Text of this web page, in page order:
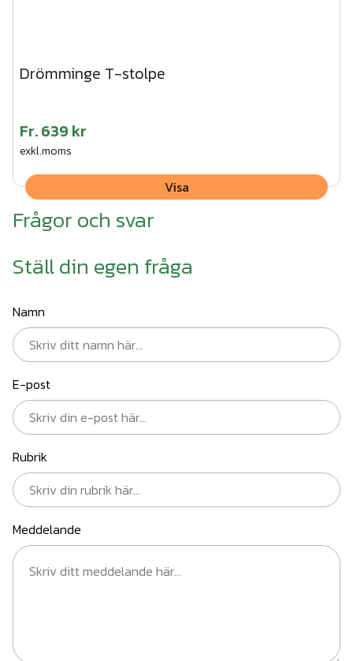
Drömminge T-stolpe
Fr.639 kr
exkl.moms
Visa
Frågor och svar
Ställ din egen fråga
Namn
E-post
Rubrik
Meddelande